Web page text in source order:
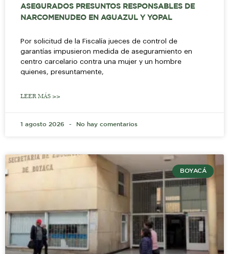
ASEGURADOS PRESUNTOS RESPONSABLES DE
NARCOMENUDEO EN AGUAZUL Y YOPAL
Por solicitud de la Fiscalía jueces de control de
garantías impusieron medida de aseguramiento en
centro carcelario contra una mujer y un hombre
quienes, presuntamente,
LEER MÁS >>
1 agosto 2026 No hay comentarios
BOYACÁ